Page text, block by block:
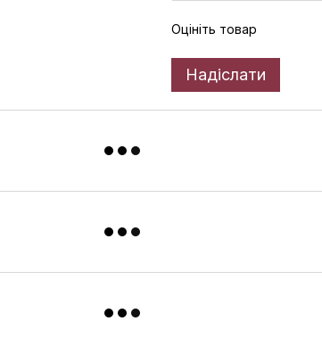
Оцініть товар
Надіслати